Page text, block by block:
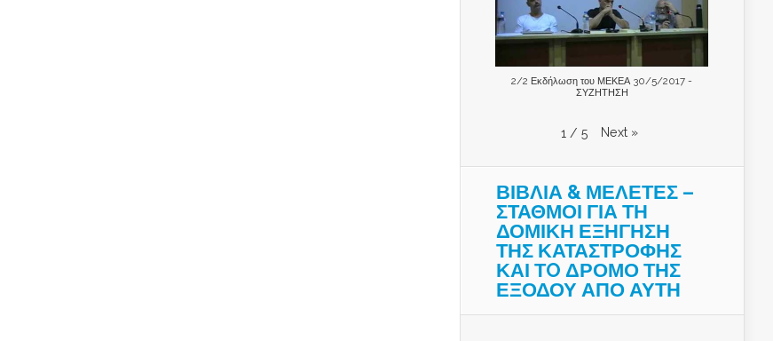
2/2 Εκδήλωση του ΜΕΚΕΑ 30/5/2017 -
ΣΥΖΗΤΗΣΗ
1 / 5 Next »
ΒΙΒΛΙΑ & ΜΕΛΕΤΕΣ –
ΣΤΑΘΜΟΙ ΓΙΑ ΤΗ
ΔΟΜΙΚΗ ΕΞΗΓΗΣΗ
ΤΗΣ ΚΑΤΑΣΤΡΟΦΗΣ
ΚΑΙ ΤO ΔΡΟΜΟ ΤΗΣ
ΕΞΟΔΟΥ ΑΠΟ ΑΥΤΗ